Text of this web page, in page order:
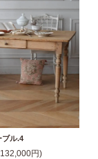
ブル.4
円)